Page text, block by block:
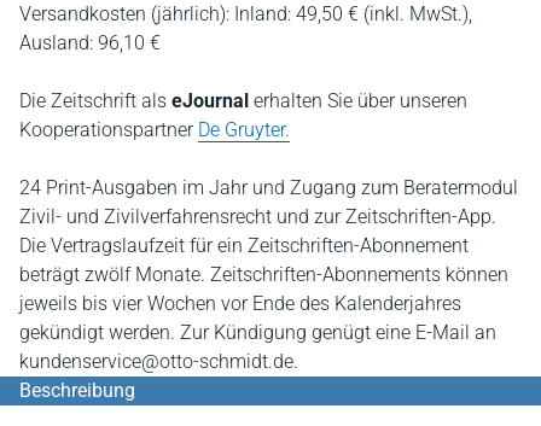
Versandkosten (jährlich): Inland: 49,50 € (inkl. MwSt.),
Ausland: 96,10 €
Die Zeitschrift als eJournal erhalten Sie über unseren
Kooperationspartner De Gruyter.
24 Print-Ausgaben im Jahr und Zugang zum Beratermodul
Zivil- und Zivilverfahrensrecht und zur Zeitschriften-App.
Die Vertragslaufzeit für ein Zeitschriften-Abonnement
beträgt zwölf Monate. Zeitschriften-Abonnements können
jeweils bis vier Wochen vor Ende des Kalenderjahres
gekündigt werden. Zur Kündigung genügt eine E-Mail an
kundenservice@otto-schmidt.de.
Beschreibung